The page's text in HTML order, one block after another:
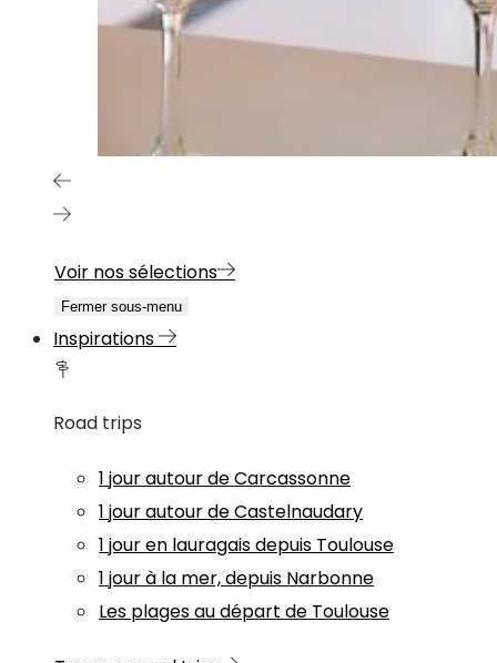
Voir nos sélections
Fermer sous-menu
Inspirations
Road trips
1 jour autour de Carcassonne
1 jour autour de Castelnaudary
1 jour en lauragais depuis Toulouse
1 jour à la mer, depuis Narbonne
Les plages au départ de Toulouse